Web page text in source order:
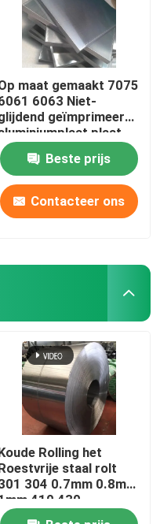
maat gemaakt 7075
6063 Niet-
geïmprimeerd
plaat
legeringsmetaal
Beste prijs
Contacteer ons
Rolling het
staal rolt
304 0.7mm 0.8mm
410 430
Molenrand